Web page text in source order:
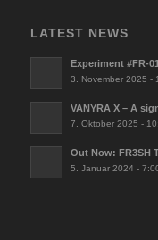
LATEST NEWS
Experiment #FR-
3. November 2025 -
VANYRA X – A
7. Oktober 2025 -
Out Now: FR3SH
5. Januar 2024 -